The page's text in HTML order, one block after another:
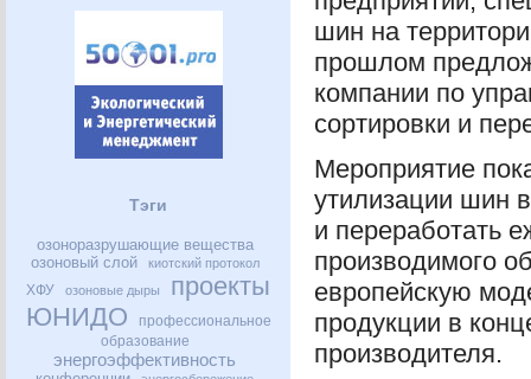
Тэги
озоноразрушающие вещества
озоновый слой
киотский протокол
ХФУ озоновые дыры
проекты
ЮНИДО
профессиональное
образование
энергоэффективность
шин на
прошлом
компании по
сортировки и
Мероприятие
утилизации шин
и переработать
производимого
европейскую
продукции в
производителя.